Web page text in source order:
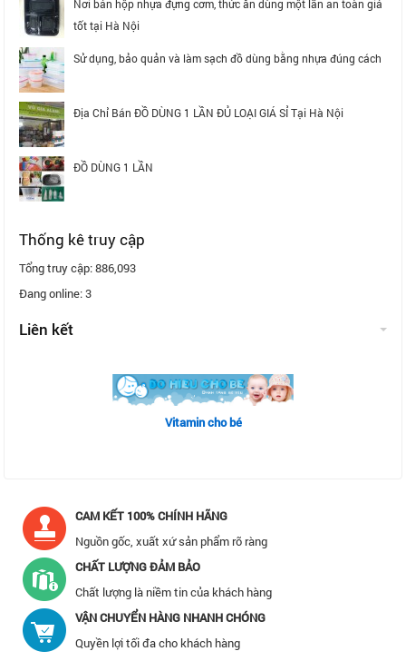
Nơi bán hộp nhựa đựng cơm, thức ăn dùng một lần an toàn giá
tốt tại Hà Nội
Sử dụng, bảo quản và làm sạch đồ dùng bằng nhựa đúng cách
Địa Chỉ Bán ĐỒ DÙNG 1 LẦN ĐỦ LOẠI GIÁ SỈ Tại Hà Nội
ĐỒ DÙNG 1 LẦN
Thống kê truy cập
Tổng truy cập:886,093
Đang online:3
Liên kết
Vitamin cho bé
CAM KẾT 100% CHÍNH HÃNG
Nguồn gốc, xuất xứ sản phẩm rõ ràng
CHẤT LƯỢNG ĐẢM BẢO
Chất lượng là niềm tin của khách hàng
VẬN CHUYỂN HÀNG NHANH CHÓNG
Quyền lợi tối đa cho khách hàng